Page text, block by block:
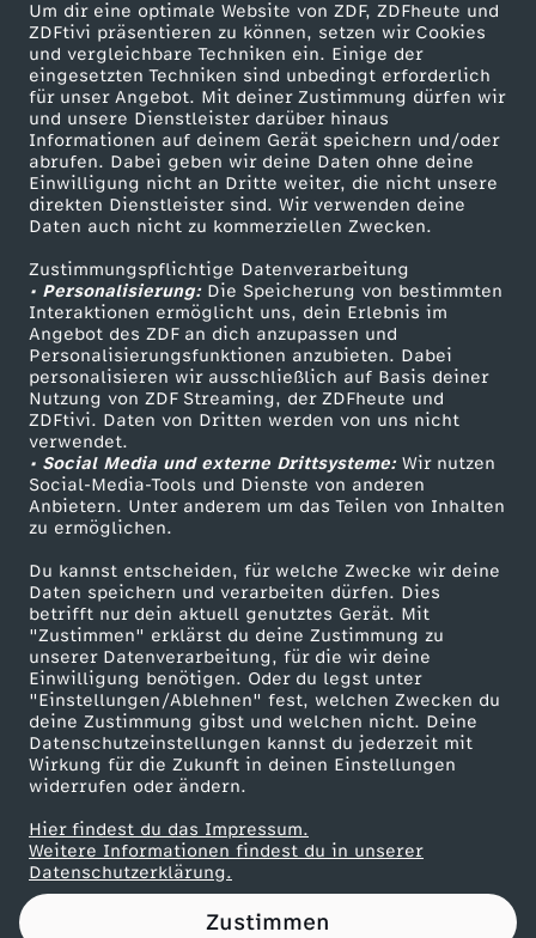
Um dir eine optimale Website von ZDF, ZDFheute und
ZDFtivi präsentieren zu können, setzen wir Cookies
und vergleichbare Techniken ein. Einige der
eingesetzten Techniken sind unbedingt erforderlich
für unser Angebot. Mit deiner Zustimmung dürfen wir
und unsere Dienstleister darüber hinaus
Informationen auf deinem Gerät speichern und/oder
abrufen. Dabei geben wir deine Daten ohne deine
Einwilligung nicht an Dritte weiter, die nicht unsere
direkten Dienstleister sind. Wir verwenden deine
Daten auch nicht zu kommerziellen Zwecken.
Zustimmungspflichtige Datenverarbeitung
• Personalisierung:Die Speicherung von bestimmten
Interaktionen ermöglicht uns, dein Erlebnis im
Angebot des ZDF an dich anzupassen und
Personalisierungsfunktionen anzubieten. Dabei
personalisieren wir ausschließlich auf Basis deiner
Nutzung von ZDF Streaming, der ZDFheute und
ZDFtivi. Daten von Dritten werden von uns nicht
verwendet.
• Social Media und externe Drittsysteme:Wir nutzen
Social-Media-Tools und Dienste von anderen
Anbietern. Unter anderem um das Teilen von Inhalten
zu ermöglichen.
Du kannst entscheiden, für welche Zwecke wir deine
Daten speichern und verarbeiten dürfen. Dies
betrifft nur dein aktuell genutztes Gerät. Mit
"Zustimmen" erklärst du deine Zustimmung zu
unserer Datenverarbeitung, für die wir deine
Einwilligung benötigen. Oder du legst unter
"Einstellungen/Ablehnen" fest, welchen Zwecken du
deine Zustimmung gibst und welchen nicht. Deine
Datenschutzeinstellungen kannst du jederzeit mit
Wirkung für die Zukunft in deinen Einstellungen
widerrufen oder ändern.
Hier findest du das Impressum.
Weitere Informationen findest du in unserer
Datenschutzerklärung.
Zustimmen
a
l
e
E
r
i
n
n
e
r
u
n
g
Mehr ZDF
ZDF-Apps
Smart TV
ZDFtext
Livestreams
Sendungen A-Z
TV-Programm
Service
ZDFmitreden
Kontakt zum ZDF
Tickets
Zuschauerservice
Hilfe
ZDF Unternehmen
Karriere
ZDF goes Schule
Werbefernsehen
Mainzelmännchen
Partner